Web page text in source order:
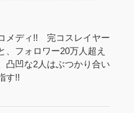
メディ!! 完コスレイヤー
、フォロワー20万人超え
凸凹な2人はぶつかり合い
す!!